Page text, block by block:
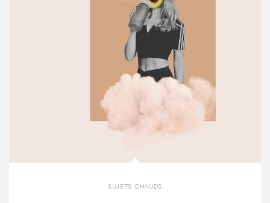
sujets chauds